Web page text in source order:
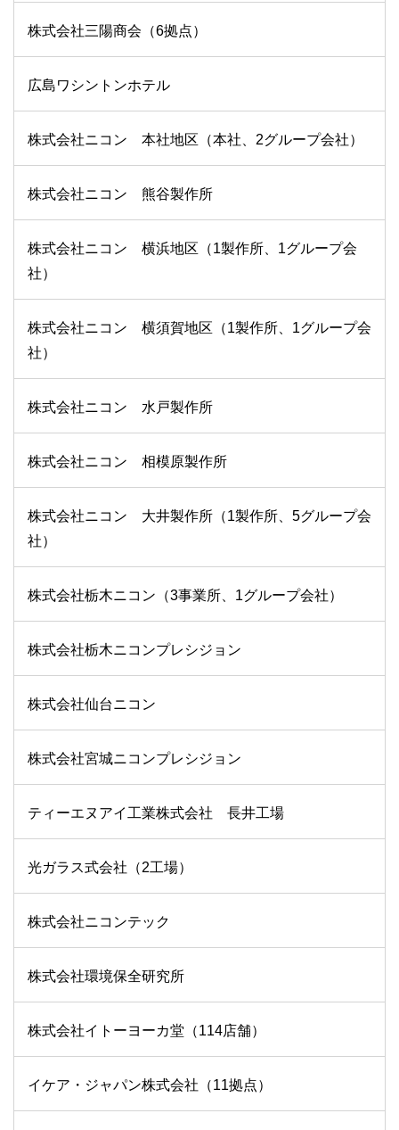
株式会社三陽商会（6拠点）
広島ワシントンホテル
株式会社ニコン 本社地区（本社、2グループ会社）
株式会社ニコン 熊谷製作所
株式会社ニコン 横浜地区（1製作所、1グループ会
社）
株式会社ニコン 横須賀地区（1製作所、1グループ会
社）
株式会社ニコン 水戸製作所
株式会社ニコン 相模原製作所
株式会社ニコン 大井製作所（1製作所、5グループ会
社）
株式会社栃木ニコン（3事業所、1グループ会社）
株式会社栃木ニコンプレシジョン
株式会社仙台ニコン
株式会社宮城ニコンプレシジョン
ティーエヌアイ工業株式会社 長井工場
光ガラス式会社（2工場）
株式会社ニコンテック
株式会社環境保全研究所
株式会社イトーヨーカ堂（114店舗）
イケア・ジャパン株式会社（11拠点）